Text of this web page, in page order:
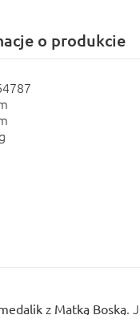
o produkcie
z Matką Boską.